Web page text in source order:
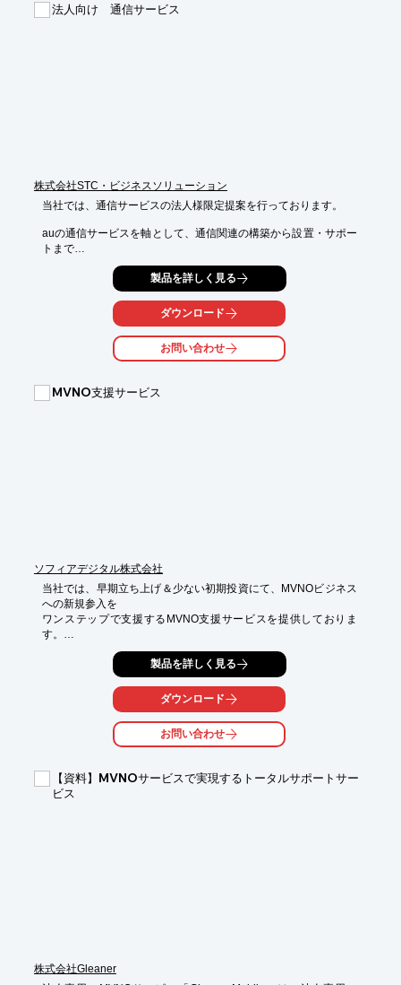
法人向け 通信サービス
株式会社STC・ビジネスソリューション
当社では、通信サービスの法人様限定提案を行っております。
auの通信サービスを軸として、通信関連の構築から設置・サポー
トまで
オフィス全体をご提案いたします。
ご要望の際はお気軽にお問い合わせください。
【サービスの流れ】
2.ヒアリング・コンサルティング
5.導入
製品を詳しく見る
ダウンロード
お問い合わせ
MVNO支援サービス
ソフィアデジタル株式会社
当社では、早期立ち上げ＆少ない初期投資にて、MVNOビジネス
への新規参入を
ワンステップで支援するMVNO支援サービスを提供しておりま
す。
顧客管理・オーダー管理・料金管理それぞれの機能が一気通貫で
当社が運用しているSimordersシステムをご利用いただくこと
事業立ち上げに必要となる初期投資を最小限に抑えることが出来
ビジネスサポートシステム管理の支援を行います。ご相談はお気
軽に。
製品を詳しく見る
ダウンロード
お問い合わせ
【資料】MVNOサービスで実現するトータルサポートサー
ビス
株式会社Gleaner